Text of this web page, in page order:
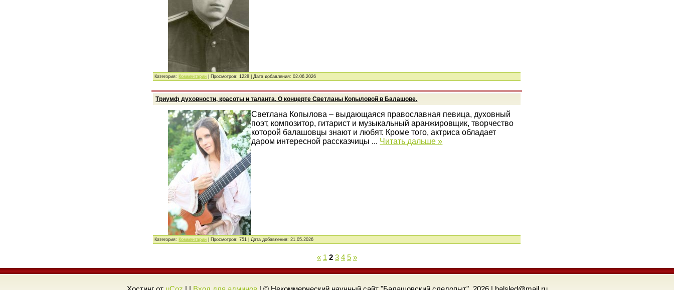
Категория: Комментарии | Просмотров: 1228 | Дата добавления:02.06.2026
Триумф духовности, красоты и таланта. О концерте Светланы Копыловой в Балашове.
Светлана Копылова – выдающаяся православная певица, духовный
поэт, композитор, гитарист и музыкальный аранжировщик, творчество
которой балашовцы знают и любят. Кроме того, актриса обладает
даром интересной рассказчицы ... Читать дальше »
Категория: Комментарии | Просмотров: 751 | Дата добавления:21.05.2026
« 1 2 3 4 5 »